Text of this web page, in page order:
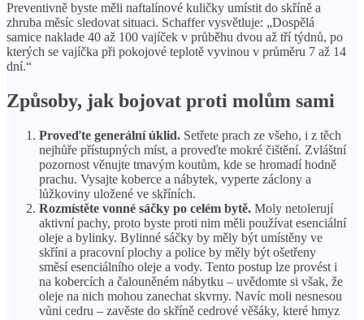
Preventivně byste měli naftalínové kuličky umístit do skříně a
zhruba měsíc sledovat situaci. Schaffer vysvětluje: „Dospělá
samice naklade 40 až 100 vajíček v průběhu dvou až tří týdnů, po
kterých se vajíčka při pokojové teplotě vyvinou v průměru 7 až 14
dní.“
Způsoby, jak bojovat proti molům sami
Proveďte generální úklid. Setřete prach ze všeho, i z těch
nejhůře přístupných míst, a proveďte mokré čištění. Zvláštní
pozornost věnujte tmavým koutům, kde se hromadí hodně
prachu. Vysajte koberce a nábytek, vyperte záclony a
lůžkoviny uložené ve skříních.
Rozmístěte vonné sáčky po celém bytě. Moly netolerují
aktivní pachy, proto byste proti nim měli používat esenciální
oleje a bylinky. Bylinné sáčky by měly být umístěny ve
skříni a pracovní plochy a police by měly být ošetřeny
směsí esenciálního oleje a vody. Tento postup lze provést i
na kobercích a čalouněném nábytku – uvědomte si však, že
oleje na nich mohou zanechat skvrny. Navíc moli nesnesou
vůni cedru – zavěste do skříně cedrové věšáky, které hmyz